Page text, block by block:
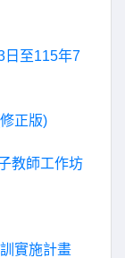
日至115年7
正版)
教師工作坊
實施計畫